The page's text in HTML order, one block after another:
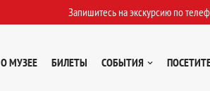
Запишитесь на экскурсию по
О МУЗЕЕ БИЛЕТЫ СОБЫТИЯ